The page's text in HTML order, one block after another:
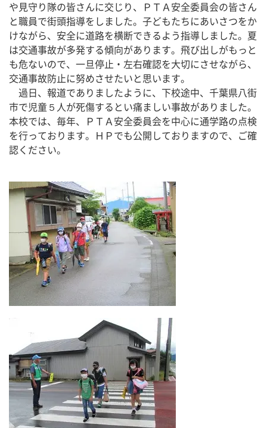
や見守り隊の皆さんに交じり、ＰＴＡ安全委員会の皆さん
と職員で街頭指導をしました。子どもたちにあいさつをか
けながら、安全に道路を横断できるよう指導しました。夏
は交通事故が多発する傾向があります。飛び出しがもっと
も危ないので、一旦停止・左右確認を大切にさせながら、
交通事故防止に努めさせたいと思います。
過日、報道でありましたように、下校途中、千葉県八街
市で児童５人が死傷するとい痛ましい事故がありました。
本校では、毎年、ＰＴＡ安全委員会を中心に通学路の点検
を行っております。ＨＰでも公開しておりますので、ご確
認ください。